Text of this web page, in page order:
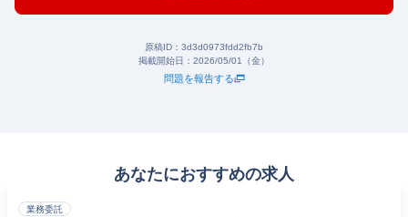
原稿ID： 3d3d0973fdd2fb7b
掲載開始日： 2026/05/01（金）
問題を報告する
あなたにおすすめの求人
業務委託